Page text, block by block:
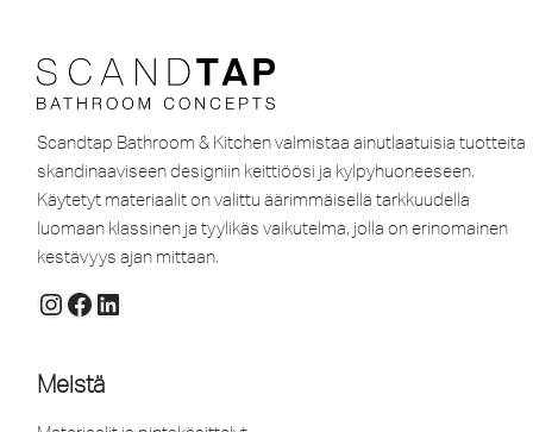
Scandtap Bathroom & Kitchen valmistaa ainutlaatuisia tuotteita
skandinaaviseen designiin keittiöösi ja kylpyhuoneeseen.
Käytetyt materiaalit on valittu äärimmäisellä tarkkuudella
luomaan klassinen ja tyylikäs vaikutelma, jolla on erinomainen
kestävyys ajan mittaan.
Meistä